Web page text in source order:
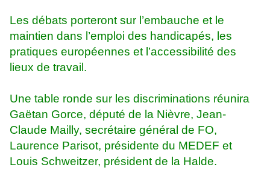
Les débats porteront sur l’embauche et le
maintien dans l’emploi des handicapés, les
pratiques européennes et l’accessibilité des
lieux de travail.
Une table ronde sur les discriminations réunira
Gaëtan Gorce, député de la Nièvre, Jean-
Claude Mailly, secrétaire général de FO,
Laurence Parisot, présidente du MEDEF et
Louis Schweitzer, président de la Halde.